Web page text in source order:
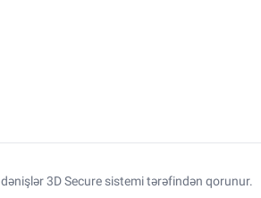
3D Secure sistemi tərəfindən qorunur.